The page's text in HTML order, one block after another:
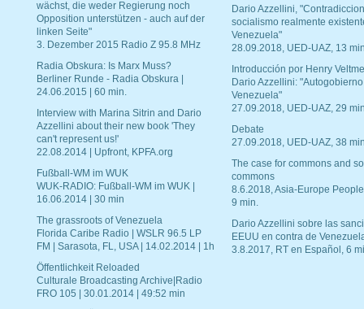
wächst, die weder Regierung noch
Opposition unterstützen - auch auf der
linken Seite"
3. Dezember 2015 Radio Z 95.8 MHz
Radia Obskura: Is Marx Muss?
Berliner Runde - Radia Obskura |
24.06.2015 | 60 min.
Interview with Marina Sitrin and Dario
Azzellini about their new book 'They
can't represent us!'
22.08.2014 | Upfront, KPFA.org
Fußball-WM im WUK
WUK-RADIO: Fußball-WM im WUK |
16.06.2014 | 30 min
The grassroots of Venezuela
Florida Caribe Radio | WSLR 96.5 LP
FM | Sarasota, FL, USA | 14.02.2014 | 1h
Öffentlichkeit Reloaded
Culturale Broadcasting Archive|Radio
FRO 105 | 30.01.2014 | 49:52 min
Dario Azzellini,
socialismo realmente
Venezuela"
28.09.2018, UED-UAZ, 13
Introducción por Henry
Dario Azzellini:
Venezuela"
27.09.2018, UED-UAZ, 29
Debate
27.09.2018, UED-UAZ, 38
The case for commons and
commons
8.6.2018, Asia-Europe
9 min.
Dario Azzellini sobre las
EEUU en contra de
3.8.2017, RT en Español, 6